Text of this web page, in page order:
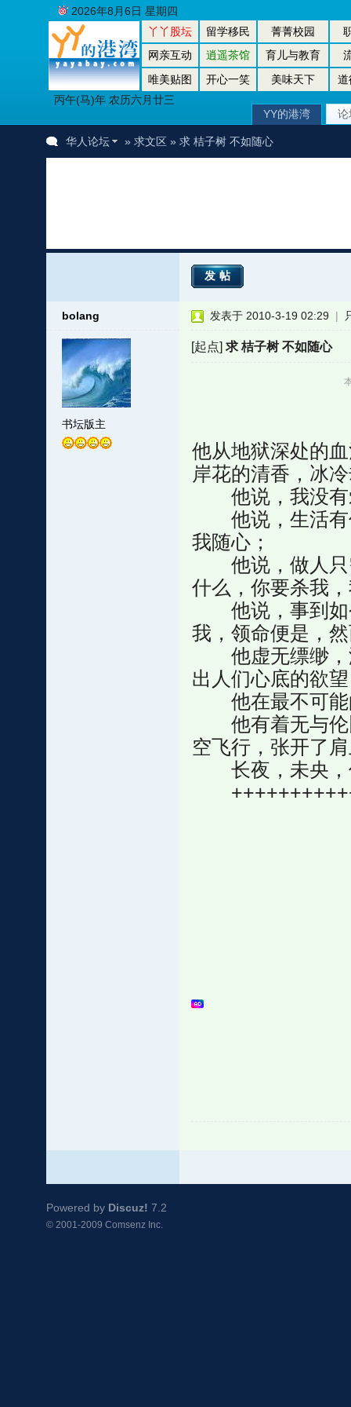
丫丫股坛 留学移民 菁菁校园
网亲互动
逍遥茶馆 育儿与教育
唯美贴图
开心一笑 美味天下
道
丙午(马)年 农历六月廿三
2026年8月6日 星期四
YY的港湾 论
华人论坛 » 求文区» 求 桔子树 不如随心
发帖
bolang
书坛版主
发表于 2010-3-19 02:29 |
[起点]求 桔子树 不如随心
他从地狱深处的
岸花的清香，冰
他说，我没有
他说，生活有
我随心；
他说，做人只
什么，你要杀我
他说，事到如
我，领命便是，
他虚无缥缈，
出人们心底的欲
他在最不可能
他有着无与伦
空飞行，张开了
长夜，未央，
Powered by Discuz! 7.2
© 2001-2009 Comsenz Inc.